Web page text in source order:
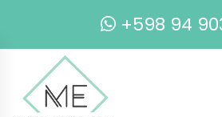
+598 94